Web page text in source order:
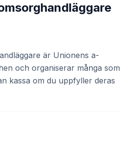
är Unionens a-
och organiserar många som
kassa om du uppfyller deras